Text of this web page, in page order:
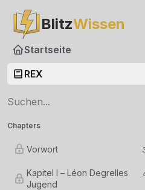
BlitzWissen
Startseite
REX
Chapters
Vorwort
Kapitel I – Léon Degrelles
Jugend